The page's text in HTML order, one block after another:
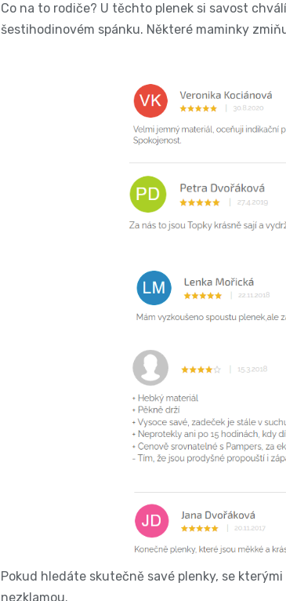
Co na to rodiče? U těchto plenek si savost
šestihodinovém spánku. Některé maminky
Pokud hledáte skutečně savé plenky, se
nezklamou.